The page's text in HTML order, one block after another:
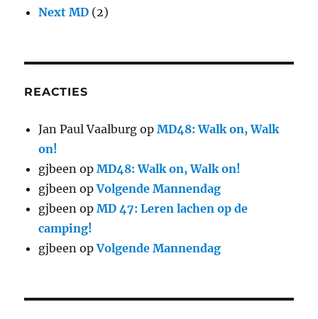
Next MD (2)
REACTIES
Jan Paul Vaalburg opMD48: Walk on, Walk
on!
gjbeen opMD48: Walk on, Walk on!
gjbeen opVolgende Mannendag
gjbeen opMD 47: Leren lachen op de
camping!
gjbeen opVolgende Mannendag